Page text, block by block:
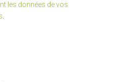
les données de vos